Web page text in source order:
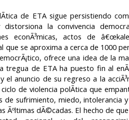
de ETA sigue persistiendo
la convivencia
econÃ³micas, actos de
se aproxima a cerca de 1000
ofrece una idea de la
tregua de ETA ha puesto fin al
el anuncio de su regreso a la
de violencia polÃ­tica que
sufrimiento, miedo, intolerancia y
Ãºltimas dÃ©cadas. El hecho de